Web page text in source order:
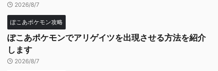
2026/8/7
ぽこあポケモン攻略
ぽこあポケモンでアリゲイツを出現させる方法を紹介
します
2026/8/7